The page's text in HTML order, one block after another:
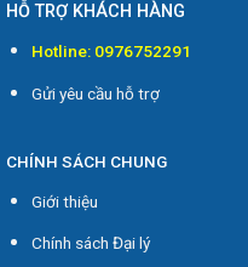
HỖ TRỢ KHÁCH HÀNG
Hotline: 0976752291
Gửi yêu cầu hỗ trợ
CHÍNH SÁCH CHUNG
Giới thiệu
Chính sách Đại lý